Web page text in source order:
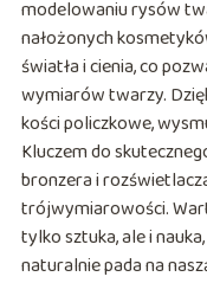
modelowaniu rysów
nałożonych
światła i cienia, co
wymiarów twarzy.
kości policzkowe,
Kluczem do
bronzera i
trójwymiarowości.
tylko sztuka, ale i
naturalnie pada na